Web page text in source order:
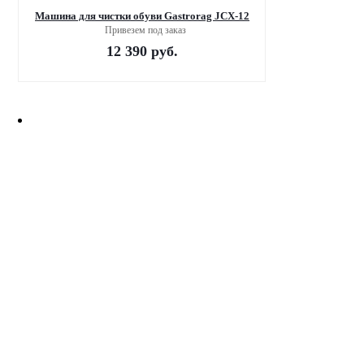
Машина для чистки обуви Gastrorag JCX-12
Привезем под заказ
12 390 руб.